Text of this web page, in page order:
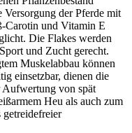
Versorgung der Pferde mit
Carotin und Vitamin E
Die Flakes werden
und Zucht gerecht.
Muskelabbau können
einsetzbar, dienen die
von spät
Heu als auch zum
getreidefreier